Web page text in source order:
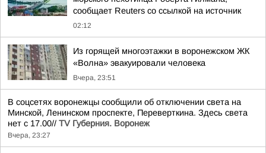
сообщает Reuters со ссылкой на источник
02:12
Из горящей многоэтажки в воронежском ЖК
«Волна» эвакуировали человека
Вчера, 23:51
В соцсетях воронежцы сообщили об отключении света на
Минской, Ленинском проспекте, Переверткина. Здесь света
нет с 17.00// TV Губерния. Воронеж
Вчера, 23:27